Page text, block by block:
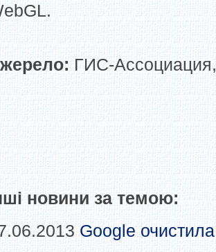
ГИС-
новини за темою:
Google очистила